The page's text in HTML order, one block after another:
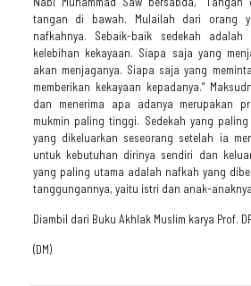
tangan di bawah. Mulailah dari orang
nafkahnya. Sebaik-baik sedekah
kelebihan kekayaan. Siapa saja yang
akan menjaganya. Siapa saja yang
memberikan kekayaan kepadanya.”
dan menerima apa adanya merupakan
mukmin paling tinggi. Sedekah yang
yang dikeluarkan seseorang setelah ia
untuk kebutuhan dirinya sendiri dan
yang paling utama adalah nafkah yang
tanggungannya, yaitu istri dan anak-
Diambil dari Buku Akhlak Muslim karya Prof.
(DM)